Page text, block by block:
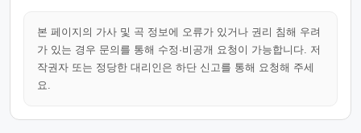
본 페이지의 가사 및 곡 정보에 오류가 있거나 권리 침해 우려
가 있는 경우 문의를 통해 수정·비공개 요청이 가능합니다. 저
작권자 또는 정당한 대리인은 하단 신고를 통해 요청해 주세
요.